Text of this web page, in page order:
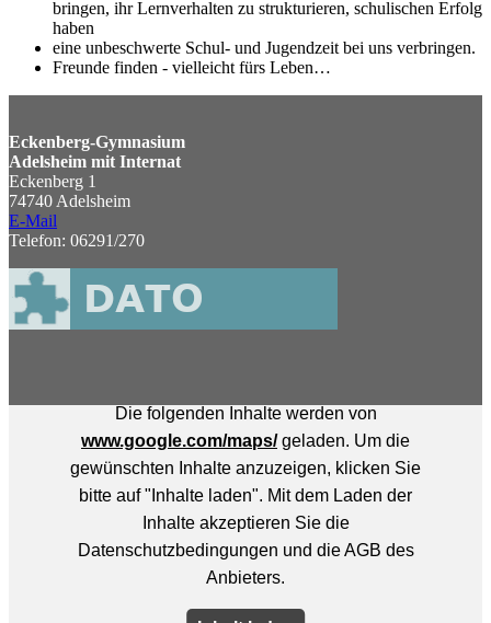
bringen, ihr Lernverhalten zu strukturieren, schulischen Erfolg
haben
eine unbeschwerte Schul- und Jugendzeit bei uns verbringen.
Freunde finden - vielleicht fürs Leben…
Eckenberg-Gymnasium
Adelsheim mit Internat
Eckenberg 1
74740 Adelsheim
E-Mail
Telefon: 06291/270